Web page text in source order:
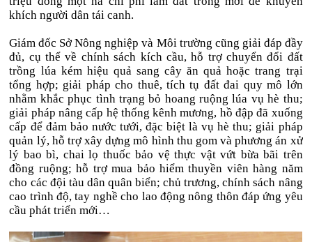
khích người dân tái canh.
Giám đốc Sở Nông nghiệp và Môi trường cũng giải đáp đầy
đủ, cụ thể về chính sách kích cầu, hỗ trợ chuyển đổi đất
trồng lúa kém hiệu quả sang cây ăn quả hoặc trang trại
tổng hợp; giải pháp cho thuê, tích tụ đất đai quy mô lớn
nhằm khắc phục tình trạng bỏ hoang ruộng lúa vụ hè thu;
giải pháp nâng cấp hệ thống kênh mương, hồ đập đã xuống
cấp để đảm bảo nước tưới, đặc biệt là vụ hè thu; giải pháp
quản lý, hỗ trợ xây dựng mô hình thu gom và phương án xử
lý bao bì, chai lọ thuốc bảo vệ thực vật vứt bừa bãi trên
đồng ruộng; hỗ trợ mua bảo hiểm thuyền viên hàng năm
cho các đội tàu dân quân biển; chủ trương, chính sách nâng
cao trình độ, tay nghề cho lao động nông thôn đáp ứng yêu
cầu phát triển mới…